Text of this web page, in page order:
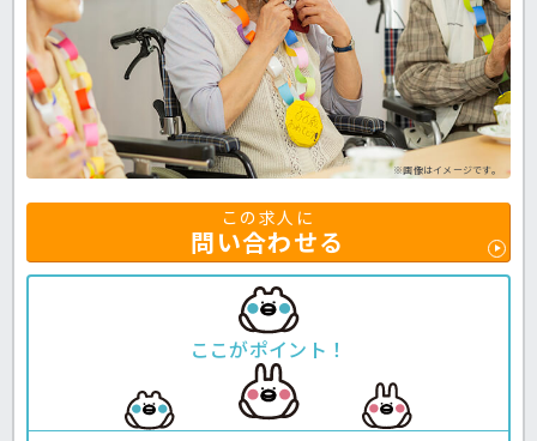
※画像はイメージです。
この求人に
問い合わせる
ここがポイント！